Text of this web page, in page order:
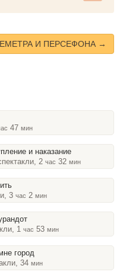
И ПЕРСЕФОНА →
47 мин
и наказание
2 час 32 мин
3 час 2 мин
1 час 53 мин
город
34 мин